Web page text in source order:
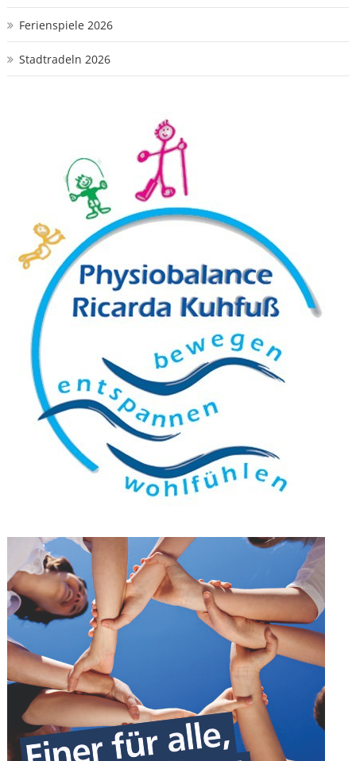
Ferienspiele 2026
Stadtradeln 2026